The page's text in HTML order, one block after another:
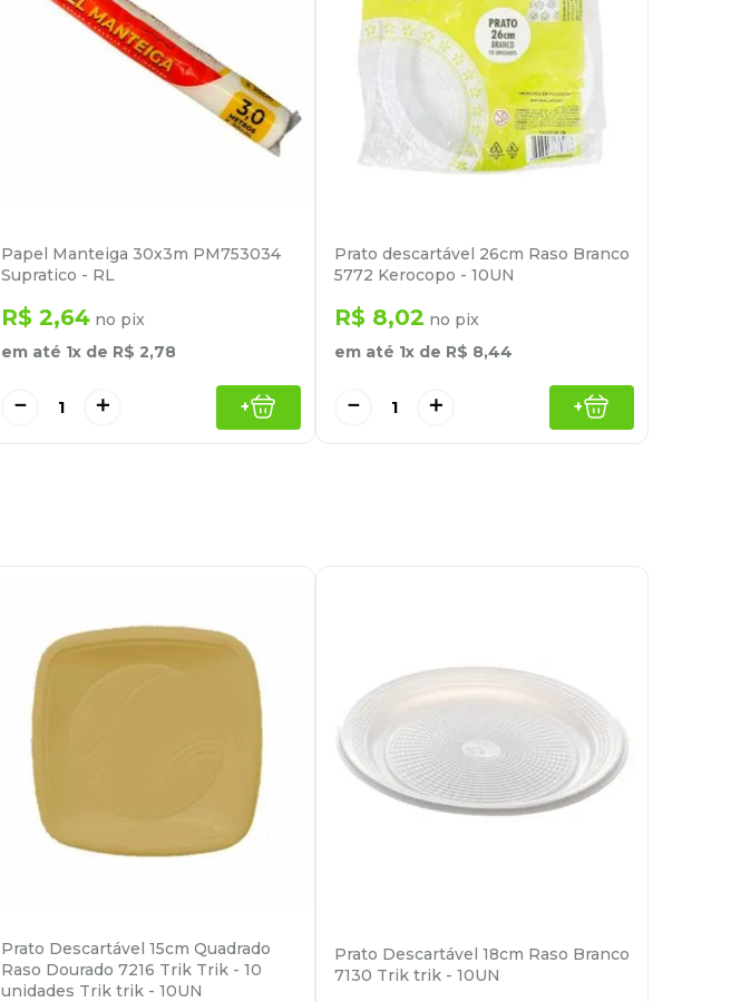
Papel Manteiga 30x3m PM753034
Supratico - RL
R$ 2,64 no pix
em até 1x de R$ 2,78
＋
－ +
Prato descartável 26cm Raso Branco
5772 Kerocopo - 10UN
R$ 8,02 no pix
em até 1x de R$ 8,44
＋
－ +
Prato Descartável 15cm Quadrado
Raso Dourado 7216 Trik Trik - 10
unidades Trik trik - 10UN
Prato Descartável 18cm Raso Branco
7130 Trik trik - 10UN